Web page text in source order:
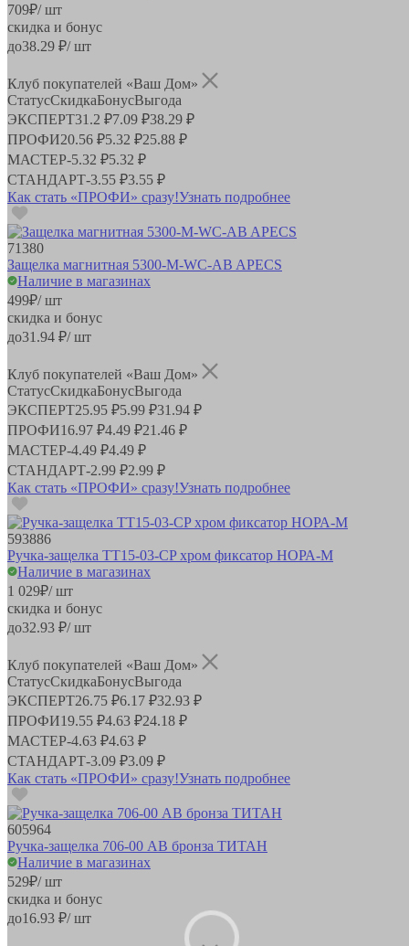
709₽/ шт
скидка и бонус
до38.29 ₽/ шт
Клуб покупателей «Ваш Дом»
СтатусСкидкаБонусВыгода
ЭКСПЕРТ31.2 ₽7.09 ₽38.29 ₽
ПРОФИ20.56 ₽5.32 ₽25.88 ₽
МАСТЕР-5.32 ₽5.32 ₽
СТАНДАРТ-3.55 ₽3.55 ₽
Как стать «ПРОФИ» сразу!Узнать подробнее
71380
Защелка магнитная 5300-M-WC-AB APECS
Наличие в магазинах
499₽/ шт
скидка и бонус
до31.94 ₽/ шт
Клуб покупателей «Ваш Дом»
СтатусСкидкаБонусВыгода
ЭКСПЕРТ25.95 ₽5.99 ₽31.94 ₽
ПРОФИ16.97 ₽4.49 ₽21.46 ₽
МАСТЕР-4.49 ₽4.49 ₽
СТАНДАРТ-2.99 ₽2.99 ₽
Как стать «ПРОФИ» сразу!Узнать подробнее
593886
Ручка-защелка ТТ15-03-СP хром фиксатор НОРА-М
Наличие в магазинах
1 029₽/ шт
скидка и бонус
до32.93 ₽/ шт
Клуб покупателей «Ваш Дом»
СтатусСкидкаБонусВыгода
ЭКСПЕРТ26.75 ₽6.17 ₽32.93 ₽
ПРОФИ19.55 ₽4.63 ₽24.18 ₽
МАСТЕР-4.63 ₽4.63 ₽
СТАНДАРТ-3.09 ₽3.09 ₽
Как стать «ПРОФИ» сразу!Узнать подробнее
605964
Ручка-защелка 706-00 АВ бронза ТИТАН
Наличие в магазинах
529₽/ шт
скидка и бонус
до16.93 ₽/ шт